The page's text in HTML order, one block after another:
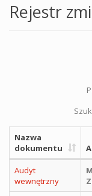
Rejestr
Nazwa
dokumentu
Audyt
wewnętrzny